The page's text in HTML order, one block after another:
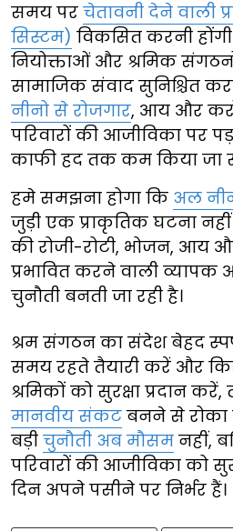
समय पर चेतावनी देने वाली
सिस्टम) विकसित करनी
नियोक्ताओं और श्रमिक
सामाजिक संवाद सुनिश्चित
नीनो से रोजगार, आय और
परिवारों की आजीविका पर
काफी हद तक कम किया जा
हमे समझना होगा कि अल
जुड़ी एक प्राकृतिक घटना
की रोजी-रोटी, भोजन, आय
प्रभावित करने वाली
चुनौती बनती जा रही है।
श्रम संगठन का संदेश बेहद
समय रहते तैयारी करें और
श्रमिकों को सुरक्षा प्रदान करें,
मानवीय संकट बनने से रोका
बड़ी चुनौती अब मौसम नहीं,
परिवारों की आजीविका को
दिन अपने पसीने पर निर्भर हैं।